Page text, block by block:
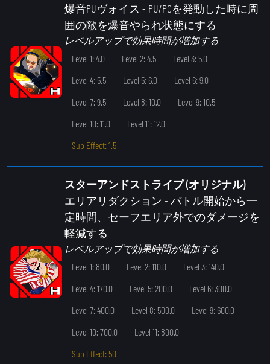
爆音PUヴォイス - PU/PCを発動した時に周
囲の敵を爆音やられ状態にする
レベルアップで効果時間が増加する
Level 1: 4.0
Level 2: 4.5
Level 3: 5.0
Level 4: 5.5
Level 5: 6.0
Level 6: 9.0
Level 7: 9.5
Level 8: 10.0
Level 9: 10.5
Level 10: 11.0
Level 11: 12.0
Sub Effect: 1.5
スターアンドストライプ (オリジナル)
エリアリダクション - バトル開始から一
定時間、セーフエリア外でのダメージを
軽減する
レベルアップで効果時間が増加する
Level 1: 80.0
Level 2: 110.0
Level 3: 140.0
Level 4: 170.0
Level 5: 200.0
Level 6: 300.0
Level 7: 400.0
Level 8: 500.0
Level 9: 600.0
Level 10: 700.0
Level 11: 800.0
Sub Effect: 50